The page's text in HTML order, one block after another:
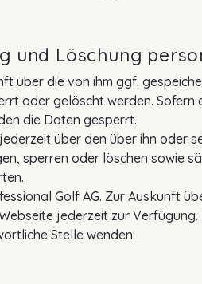
und Löschung
über die von ihm ggf.
oder gelöscht werden.
die Daten gesperrt.
über den über ihn oder
sperren oder löschen sowie
Golf AG. Zur Auskunft
jederzeit zur
Stelle wenden: